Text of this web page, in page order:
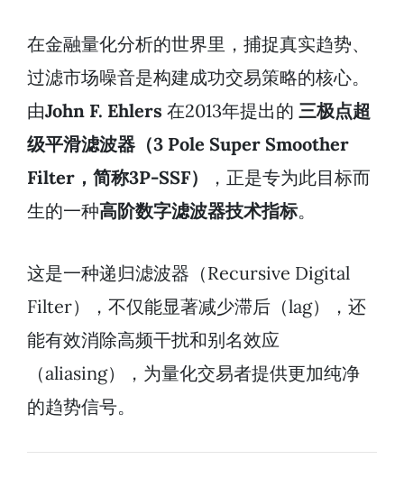
在金融量化分析的世界里，捕捉真实趋势、
过滤市场噪音是构建成功交易策略的核心。
由John F. Ehlers 在2013年提出的 三极点超
级平滑滤波器（3 Pole Super Smoother
Filter，简称3P-SSF）
，正是专为此目标而
生的一种高阶数字滤波器技术指标。
这是一种递归滤波器（Recursive Digital
Filter），不仅能显著减少滞后（lag），还
能有效消除高频干扰和别名效应
（aliasing），为量化交易者提供更加纯净
的趋势信号。